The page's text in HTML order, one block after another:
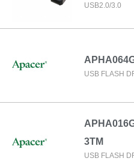
USB2.0/3.0
USB FLASH
3TM
USB FLASH